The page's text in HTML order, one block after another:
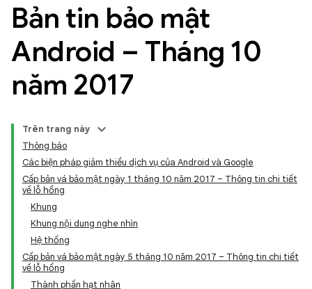
Bản tin bảo mật
Android – Tháng 10
năm 2017
Trên trang này
Thông báo
Các biện pháp giảm thiểu dịch vụ của Android và Google
Cấp bản vá bảo mật ngày 1 tháng 10 năm 2017 – Thông tin chi tiết
về lỗ hổng
Khung
Khung nội dung nghe nhìn
Hệ thống
Cấp bản vá bảo mật ngày 5 tháng 10 năm 2017 – Thông tin chi tiết
về lỗ hổng
Thành phần hạt nhân